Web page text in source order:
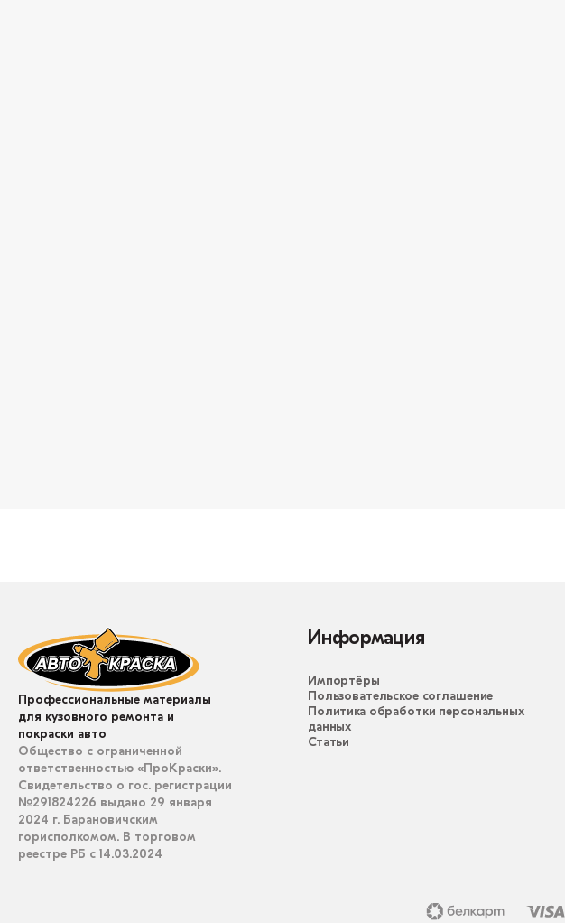
Профессиональные материалы
для кузовного ремонта и
покраски авто
Общество с ограниченной
ответственностью «ПроКраски».
Свидетельство о гос. регистрации
№291824226 выдано 29 января
2024 г. Барановичским
горисполкомом. В торговом
реестре РБ с 14.03.2024
Информация
Импортёры
Пользовательское соглашение
Политика обработки персональных
данных
Статьи